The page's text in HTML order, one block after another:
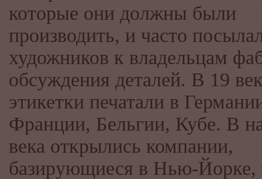
которые они должны были
производить, и часто
художников к владельцам
обсуждения деталей. В 19
этикетки печатали в
Франции, Бельгии, Кубе. В
века открылись компании,
базирующиеся в Нью-Йорке,